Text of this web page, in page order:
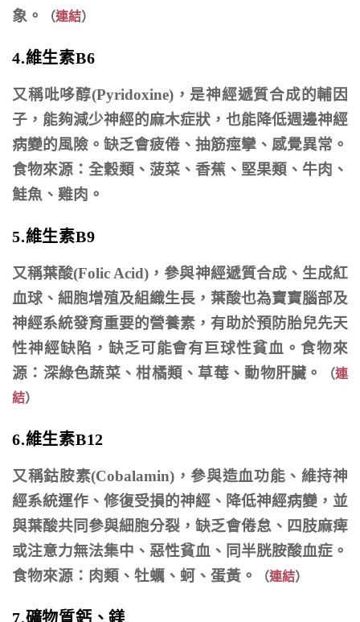
象。
（連結）
4.維生素B6
又稱吡哆醇(Pyridoxine)，是神經遞質合成的輔因
子，能夠減少神經的麻木症狀，也能降低週邊神經
病變的風險。缺乏會疲倦、抽筋痙攣、感覺異常。
食物來源：全穀類、菠菜、香蕉、堅果類、牛肉、
鮭魚、雞肉。
5.維生素B9
又稱葉酸(Folic Acid)，參與神經遞質合成、生成紅
血球、細胞增殖及組織生長，葉酸也為寶寶腦部及
神經系統發育重要的營養素，有助於預防胎兒先天
性神經缺陷，缺乏可能會有巨球性貧血。食物來
源：深綠色蔬菜、柑橘類、草莓、動物肝臟。
（連
結）
6.維生素B12
又稱鈷胺素(Cobalamin)，參與造血功能、維持神
經系統運作、修復受損的神經、降低神經病變，並
與葉酸共同參與細胞分裂，缺乏會倦怠、四肢麻痺
或注意力無法集中、惡性貧血、同半胱胺酸血症。
食物來源：肉類、牡蠣、蚵、蛋黃。
（連結）
7.礦物質鈣、鎂